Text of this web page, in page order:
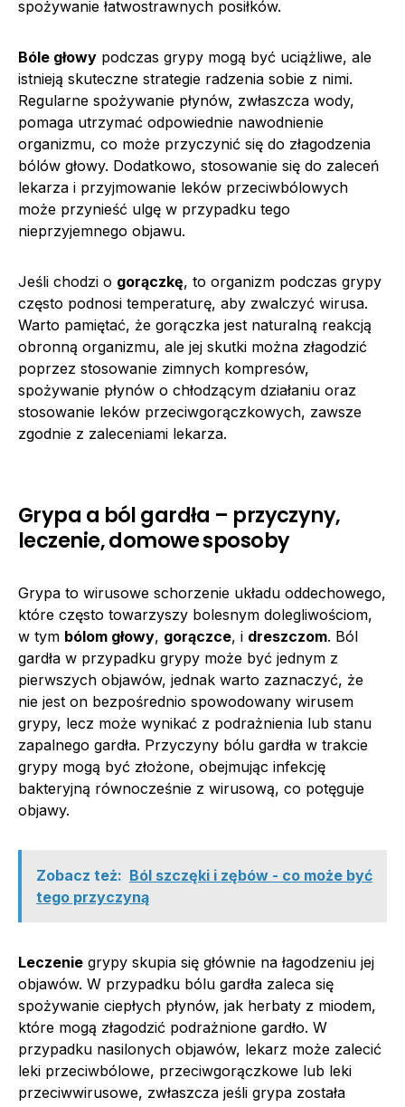
spożywanie łatwostrawnych posiłków.
Bóle głowy podczas grypy mogą być uciążliwe, ale
istnieją skuteczne strategie radzenia sobie z nimi.
Regularne spożywanie płynów, zwłaszcza wody,
pomaga utrzymać odpowiednie nawodnienie
organizmu, co może przyczynić się do złagodzenia
bólów głowy. Dodatkowo, stosowanie się do zaleceń
lekarza i przyjmowanie leków przeciwbólowych
może przynieść ulgę w przypadku tego
nieprzyjemnego objawu.
Jeśli chodzi o gorączkę, to organizm podczas grypy
często podnosi temperaturę, aby zwalczyć wirusa.
Warto pamiętać, że gorączka jest naturalną reakcją
obronną organizmu, ale jej skutki można złagodzić
poprzez stosowanie zimnych kompresów,
spożywanie płynów o chłodzącym działaniu oraz
stosowanie leków przeciwgorączkowych, zawsze
zgodnie z zaleceniami lekarza.
Grypa a ból gardła – przyczyny,
leczenie, domowe sposoby
Grypa to wirusowe schorzenie układu oddechowego,
które często towarzyszy bolesnym dolegliwościom,
w tym bólom głowy, gorączce, i dreszczom. Ból
gardła w przypadku grypy może być jednym z
pierwszych objawów, jednak warto zaznaczyć, że
nie jest on bezpośrednio spowodowany wirusem
grypy, lecz może wynikać z podrażnienia lub stanu
zapalnego gardła. Przyczyny bólu gardła w trakcie
grypy mogą być złożone, obejmując infekcję
bakteryjną równocześnie z wirusową, co potęguje
objawy.
Zobacz też: Ból szczęki i zębów - co może być
tego przyczyną
Leczenie grypy skupia się głównie na łagodzeniu jej
objawów. W przypadku bólu gardła zaleca się
spożywanie ciepłych płynów, jak herbaty z miodem,
które mogą złagodzić podrażnione gardło. W
przypadku nasilonych objawów, lekarz może zalecić
leki przeciwbólowe, przeciwgorączkowe lub leki
przeciwwirusowe, zwłaszcza jeśli grypa została